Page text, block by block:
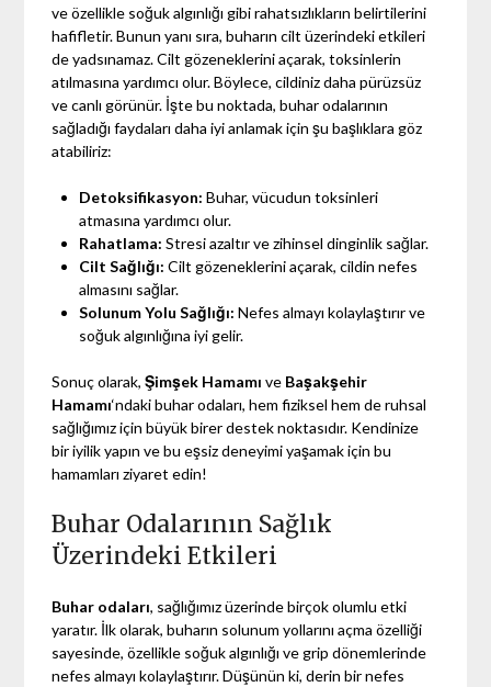
ve özellikle soğuk algınlığı gibi rahatsızlıkların belirtilerini
hafifletir. Bunun yanı sıra, buharın cilt üzerindeki etkileri
de yadsınamaz. Cilt gözeneklerini açarak, toksinlerin
atılmasına yardımcı olur. Böylece, cildiniz daha pürüzsüz
ve canlı görünür. İşte bu noktada, buhar odalarının
sağladığı faydaları daha iyi anlamak için şu başlıklara göz
atabiliriz:
Detoksifikasyon: Buhar, vücudun toksinleri
atmasına yardımcı olur.
Rahatlama: Stresi azaltır ve zihinsel dinginlik sağlar.
Cilt Sağlığı: Cilt gözeneklerini açarak, cildin nefes
almasını sağlar.
Solunum Yolu Sağlığı: Nefes almayı kolaylaştırır ve
soğuk algınlığına iyi gelir.
Sonuç olarak,Şimşek Hamamı ve Başakşehir
Hamamı‘ndaki buhar odaları, hem fiziksel hem de ruhsal
sağlığımız için büyük birer destek noktasıdır. Kendinize
bir iyilik yapın ve bu eşsiz deneyimi yaşamak için bu
hamamları ziyaret edin!
Buhar Odalarının Sağlık
Üzerindeki Etkileri
Buhar odaları, sağlığımız üzerinde birçok olumlu etki
yaratır. İlk olarak, buharın solunum yollarını açma özelliği
sayesinde, özellikle soğuk algınlığı ve grip dönemlerinde
nefes almayı kolaylaştırır. Düşünün ki, derin bir nefes